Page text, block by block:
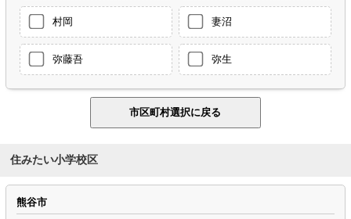
村岡 妻沼
弥藤吾 弥生
住みたい小学校区
熊谷市